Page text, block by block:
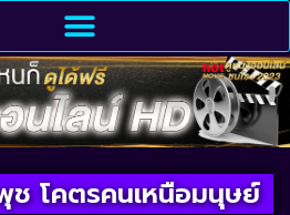
โคตรคนเหนือมนุษย์